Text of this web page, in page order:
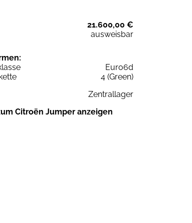
21.600,00 €
ausweisbar
Euro6d
4 (Green)
Zentrallager
Citroën Jumper anzeigen